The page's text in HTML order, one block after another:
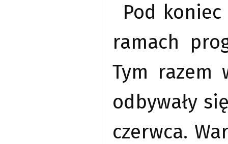
Pod
ramach
Tym razem
odbywały
czerwca.